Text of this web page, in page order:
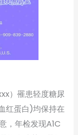
）罹患轻度糖尿
红蛋白)均保持在
，年检发现A1C